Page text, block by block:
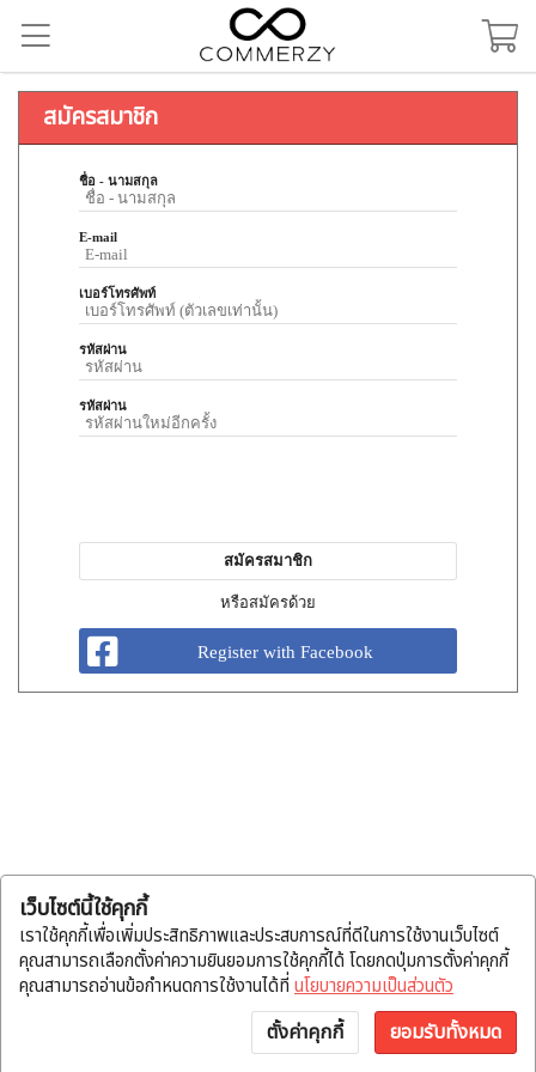
แจ้งโอน บัญชี พูดคุย
เว็บไซต์นี้ใช้คุกกี้
เราใช้คุกกี้เพื่อเพิ่มประสิทธิภาพและประสบการณ์ที่ดีในการใช้งานเว็บไซต์
คุณสามารถเลือกตั้งค่าความยินยอมการใช้คุกกี้ได้ โดยกดปุ่มการตั้งค่าคุกกี้
คุณสามารถอ่านข้อกำหนดการใช้งานได้ที่ นโยบายความเป็นส่วนตัว
ตั้งค่าคุกกี้ ยอมรับทั้งหมด
สมัครสมาชิก
ชื่อ - นามสกุล
E-mail
เบอร์โทรศัพท์
รหัสผ่าน
รหัสผ่าน
สมัครสมาชิก
หรือสมัครด้วย
Register with Facebook